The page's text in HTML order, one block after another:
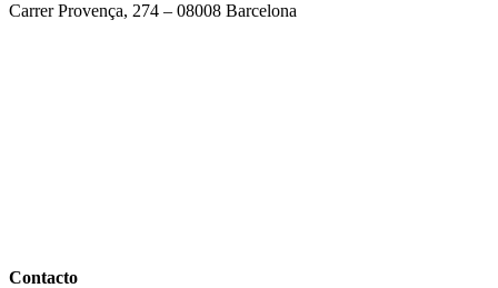
Carrer Provença, 274 – 08008 Barcelona
Contacto